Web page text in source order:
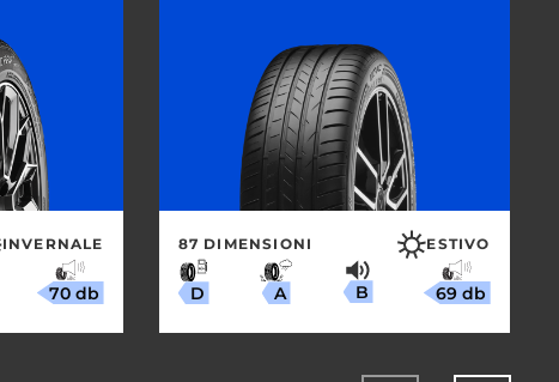
INVERNALE
70 db
87 DIMENSIONI ESTIVO
D A B 69 db